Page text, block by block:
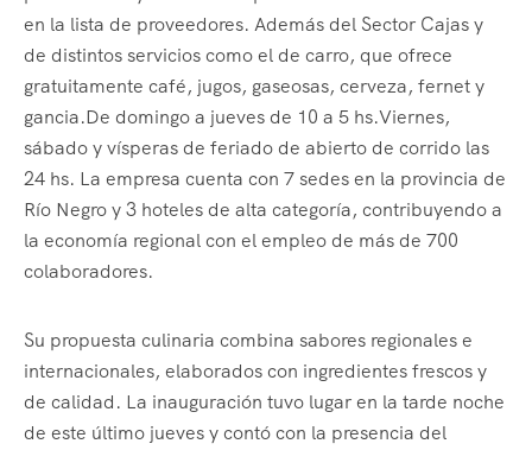
en la lista de proveedores. Además del Sector Cajas y
de distintos servicios como el de carro, que ofrece
gratuitamente café, jugos, gaseosas, cerveza, fernet y
gancia.De domingo a jueves de 10 a 5 hs.Viernes,
sábado y vísperas de feriado de abierto de corrido las
24 hs. La empresa cuenta con 7 sedes en la provincia de
Río Negro y 3 hoteles de alta categoría, contribuyendo a
la economía regional con el empleo de más de 700
colaboradores.
Su propuesta culinaria combina sabores regionales e
internacionales, elaborados con ingredientes frescos y
de calidad. La inauguración tuvo lugar en la tarde noche
de este último jueves y contó con la presencia del